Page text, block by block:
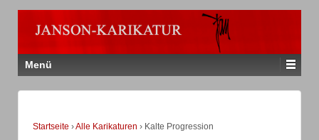
Menü
Startseite ›Alle Karikaturen › Kalte Progression